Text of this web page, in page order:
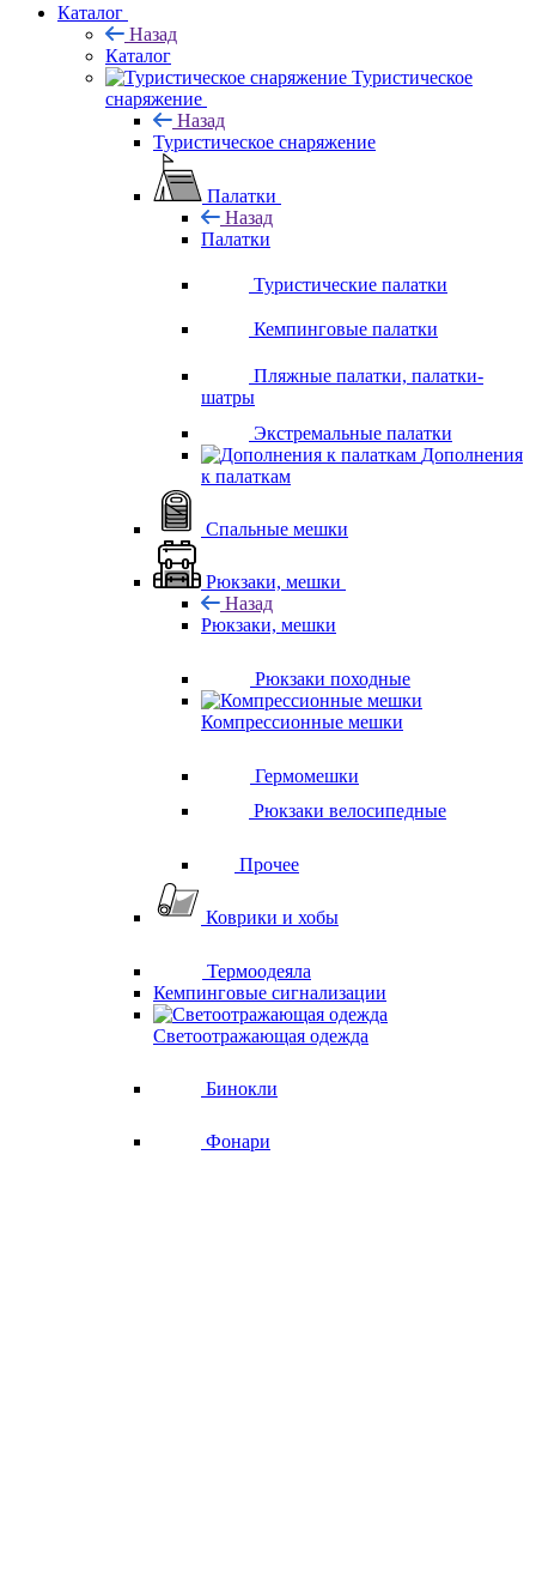
Каталог
Назад
Каталог
Туристическое
снаряжение
Назад
Туристическое снаряжение
Палатки
Назад
Палатки
Туристические палатки
Кемпинговые палатки
Пляжные палатки, палатки-
шатры
Экстремальные палатки
Дополнения
к палаткам
Спальные мешки
Рюкзаки, мешки
Назад
Рюкзаки, мешки
Рюкзаки походные
Компрессионные мешки
Гермомешки
Рюкзаки велосипедные
Прочее
Коврики и хобы
Термоодеяла
Кемпинговые сигнализации
Светоотражающая одежда
Бинокли
Фонари